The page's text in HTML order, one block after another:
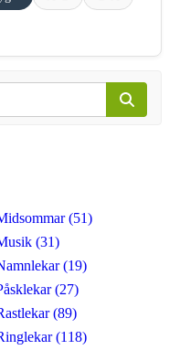
(51)
(31)
(19)
(27)
(89)
(118)